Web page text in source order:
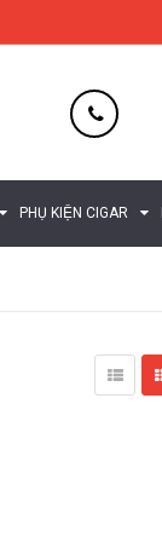
PHỤ KIỆN CIGAR